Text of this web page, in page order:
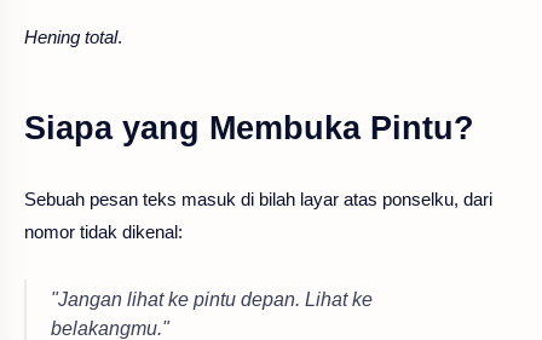
Hening total.
Siapa yang Membuka Pintu?
Sebuah pesan teks masuk di bilah layar atas ponselku, dari
nomor tidak dikenal:
"Jangan lihat ke pintu depan. Lihat ke
belakangmu."